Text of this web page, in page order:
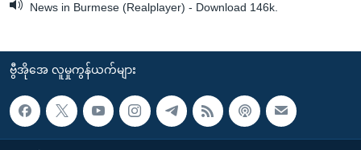
News in Burmese (Realplayer) - Download 146k.
ဗွီအိုအေ လူမှုကွန်ယက်များ